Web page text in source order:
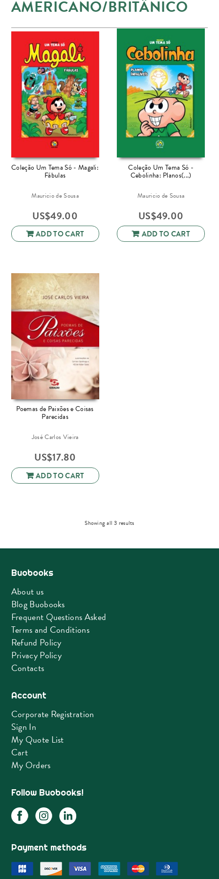
AMERICANO/BRITÂNICO
Coleção Um Tema Só - Magali:
Fábulas
Mauricio de Sousa
US$49.00
ADD TO CART
Coleção Um Tema Só -
Cebolinha: Planos(...)
Mauricio de Sousa
US$49.00
ADD TO CART
Poemas de Paixões e Coisas
Parecidas
José Carlos Vieira
US$17.80
ADD TO CART
Showing all 3 resultsSorted
Buobooks
About us
Blog Buobooks
Frequent Questions Asked
Terms and Conditions
Refund Policy
Privacy Policy
Contacts
Account
Corporate Registration
Sign In
My Quote List
Cart
My Orders
Follow Buobooks!
Payment methods